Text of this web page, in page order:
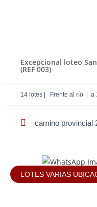
Excepcional loteo
(REF 003)
14 lotes | Frente al río | a
camino provincial
LOTES VARIAS